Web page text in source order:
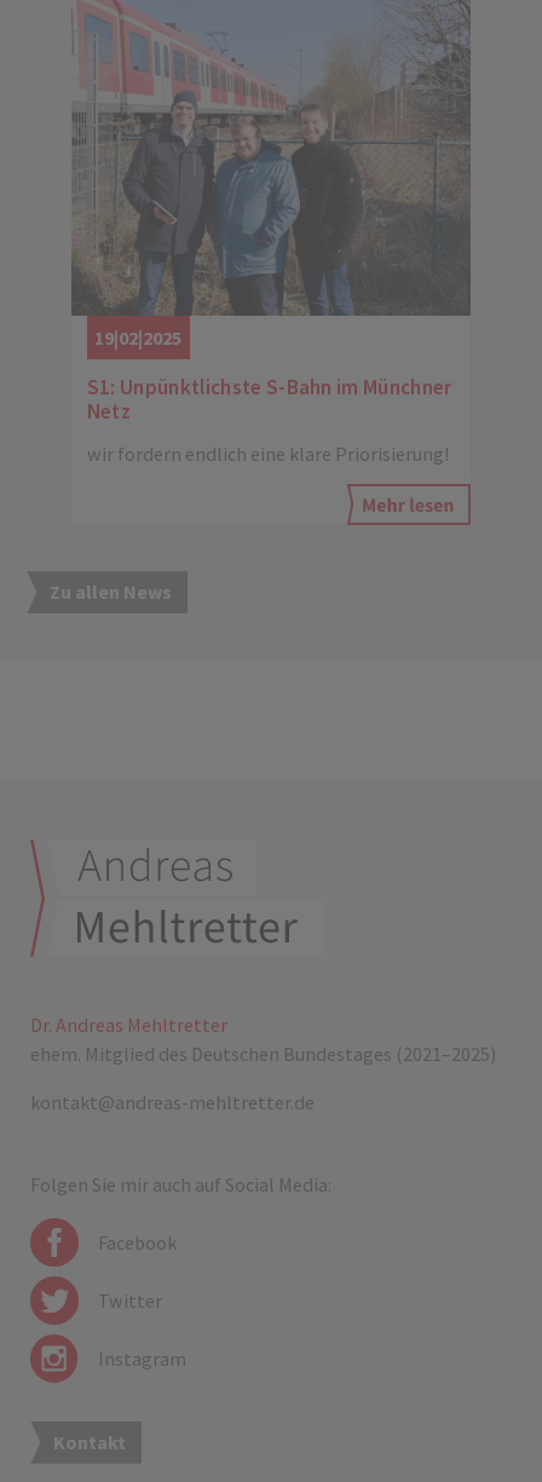
19|02|2025
S1: Unpünktlichste S-Bahn im Münchner
Netz
wir fordern endlich eine klare Priorisierung!
Zu allen News
Dr. Andreas Mehltretter
ehem. Mitglied des Deutschen Bundestages (2021–2025)
kontakt@andreas-mehltretter.de
Folgen Sie mir auch auf Social Media:
Facebook
Twitter
Instagram
Kontakt